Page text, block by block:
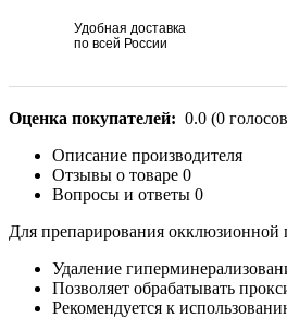
Удобная доставка
по всей России
Оценка покупателей: 0.0 (0
Описание производителя
Отзывы о товаре 0
Вопросы и ответы 0
Для препарирования окклюзионной
Удаление
Позволяет обрабатывать
Рекомендуется к